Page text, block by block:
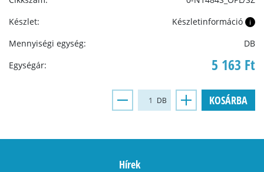
Készlet:
Készletinformáció i
Mennyiségi egység:
DB
Egységár:
5 163 Ft
DB KOSÁRBA
Hírek